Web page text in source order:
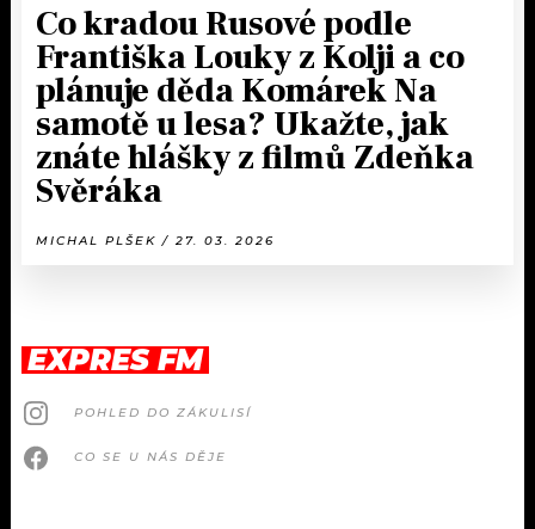
Co kradou Rusové podle
Františka Louky z Kolji a co
plánuje děda Komárek Na
samotě u lesa? Ukažte, jak
znáte hlášky z filmů Zdeňka
Svěráka
MICHAL PLŠEK / 27. 03. 2026
EXPRES FM
POHLED DO ZÁKULISÍ
CO SE U NÁS DĚJE